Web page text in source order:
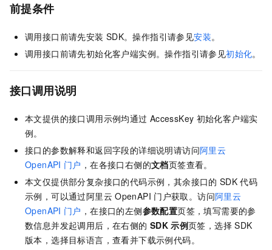
前提条件
调用接口前请先安装 SDK。操作指引请参见安装。
调用接口前请先初始化客户端实例。操作指引请参见初始化。
接口调用说明
本文提供的接口调用示例均通过 AccessKey 初始化客户端实
例。
接口的参数解释和返回字段的详细说明请访问阿里云
OpenAPI 门户 ，在各接口右侧的文档页签查看。
本文仅提供部分复杂接口的代码示例，其余接口的 SDK 代码
示例，可以通过阿里云 OpenAPI 门户获取。访问阿里云
OpenAPI 门户 ，在接口的左侧参数配置页签，填写需要的参
数信息并发起调用后，在右侧的 SDK 示例页签，选择 SDK
版本，选择目标语言，查看并下载示例代码。